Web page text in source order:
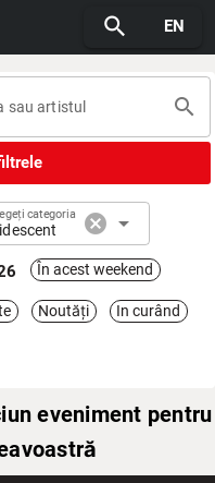
search EN
search
categoria cancel arrow_drop_down
În acest weekend
Noutăți In curând
eveniment pentru